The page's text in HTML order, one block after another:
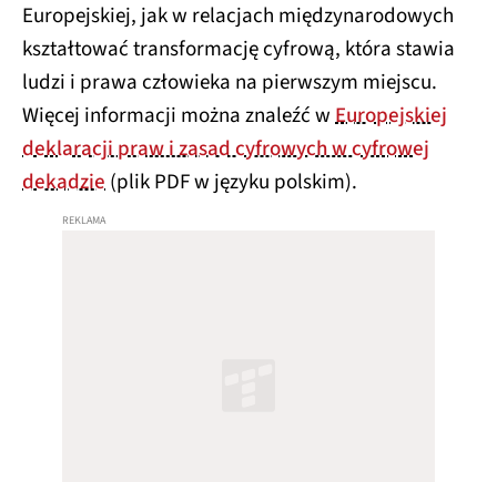
Europejskiej, jak w relacjach międzynarodowych
kształtować transformację cyfrową, która stawia
ludzi i prawa człowieka na pierwszym miejscu.
Więcej informacji można znaleźć wEuropejskiej
deklaracji praw i zasad cyfrowych w cyfrowej
dekadzie(plik PDF w języku polskim).